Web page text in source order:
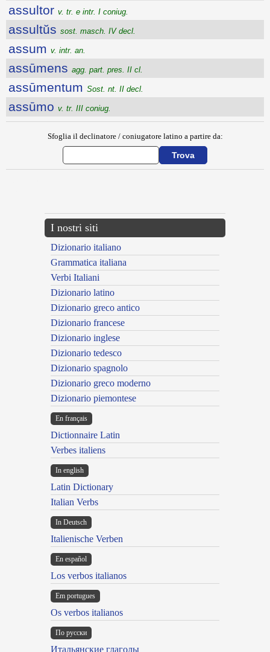
assultor v. tr. e intr. I coniug.
assultŭs sost. masch. IV decl.
assum v. intr. an.
assūmens agg. part. pres. II cl.
assūmentum Sost. nt. II decl.
assūmo v. tr. III coniug.
Sfoglia il declinatore / coniugatore latino a partire da:
I nostri siti
Dizionario italiano
Grammatica italiana
Verbi Italiani
Dizionario latino
Dizionario greco antico
Dizionario francese
Dizionario inglese
Dizionario tedesco
Dizionario spagnolo
Dizionario greco moderno
Dizionario piemontese
En français
Dictionnaire Latin
Verbes italiens
In english
Latin Dictionary
Italian Verbs
In Deutsch
Italienische Verben
En español
Los verbos italianos
Em portugues
Os verbos italianos
По русски
Итальянские глаголы